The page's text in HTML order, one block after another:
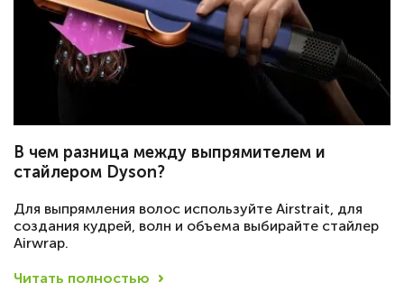
В чем разница между выпрямителем и
стайлером Dyson?
Для выпрямления волос используйте Airstrait, для
создания кудрей, волн и объема выбирайте стайлер
Airwrap.
Читать полностью